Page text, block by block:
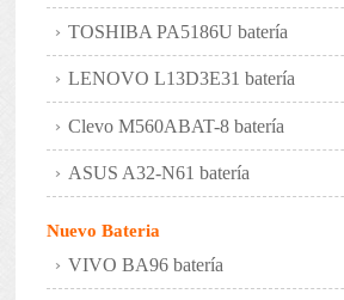
TOSHIBA PA5186U batería
LENOVO L13D3E31 batería
Clevo M560ABAT-8 batería
ASUS A32-N61 batería
Nuevo Bateria
VIVO BA96 batería